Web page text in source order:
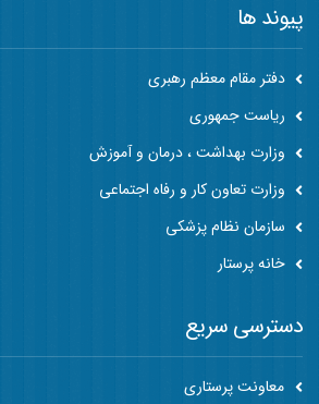
پیوند ها
دفتر مقام معظم رهبری
ریاست جمهوری
وزارت بهداشت ، درمان و آموزش
وزارت تعاون کار و رفاه اجتماعی
سازمان نظام پزشکی
خانه پرستار
دسترسی سریع
معاونت پرستاری